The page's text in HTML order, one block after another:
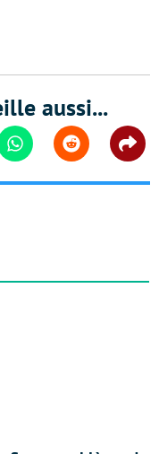
aussi...
WhatsappReddit